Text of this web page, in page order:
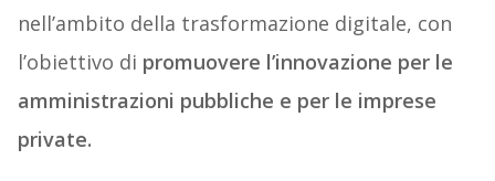
nell’ambito della trasformazione digitale, con
l’obiettivo di promuovere l’innovazione per le
amministrazioni pubbliche e per le imprese
private.